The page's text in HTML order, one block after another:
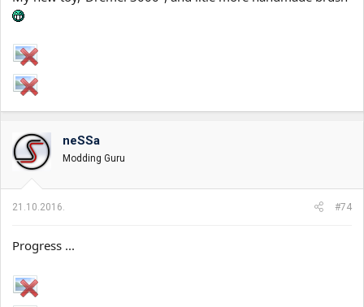
neSSa
Modding Guru
21.10.2016. #74
Progress ...